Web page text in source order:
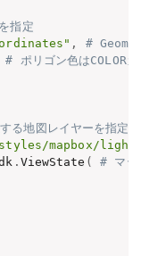
指定
,
#
# ポリゴン色はCOLOR
る地図レイヤーを指定
mapbox/
. ViewState (
# マッ